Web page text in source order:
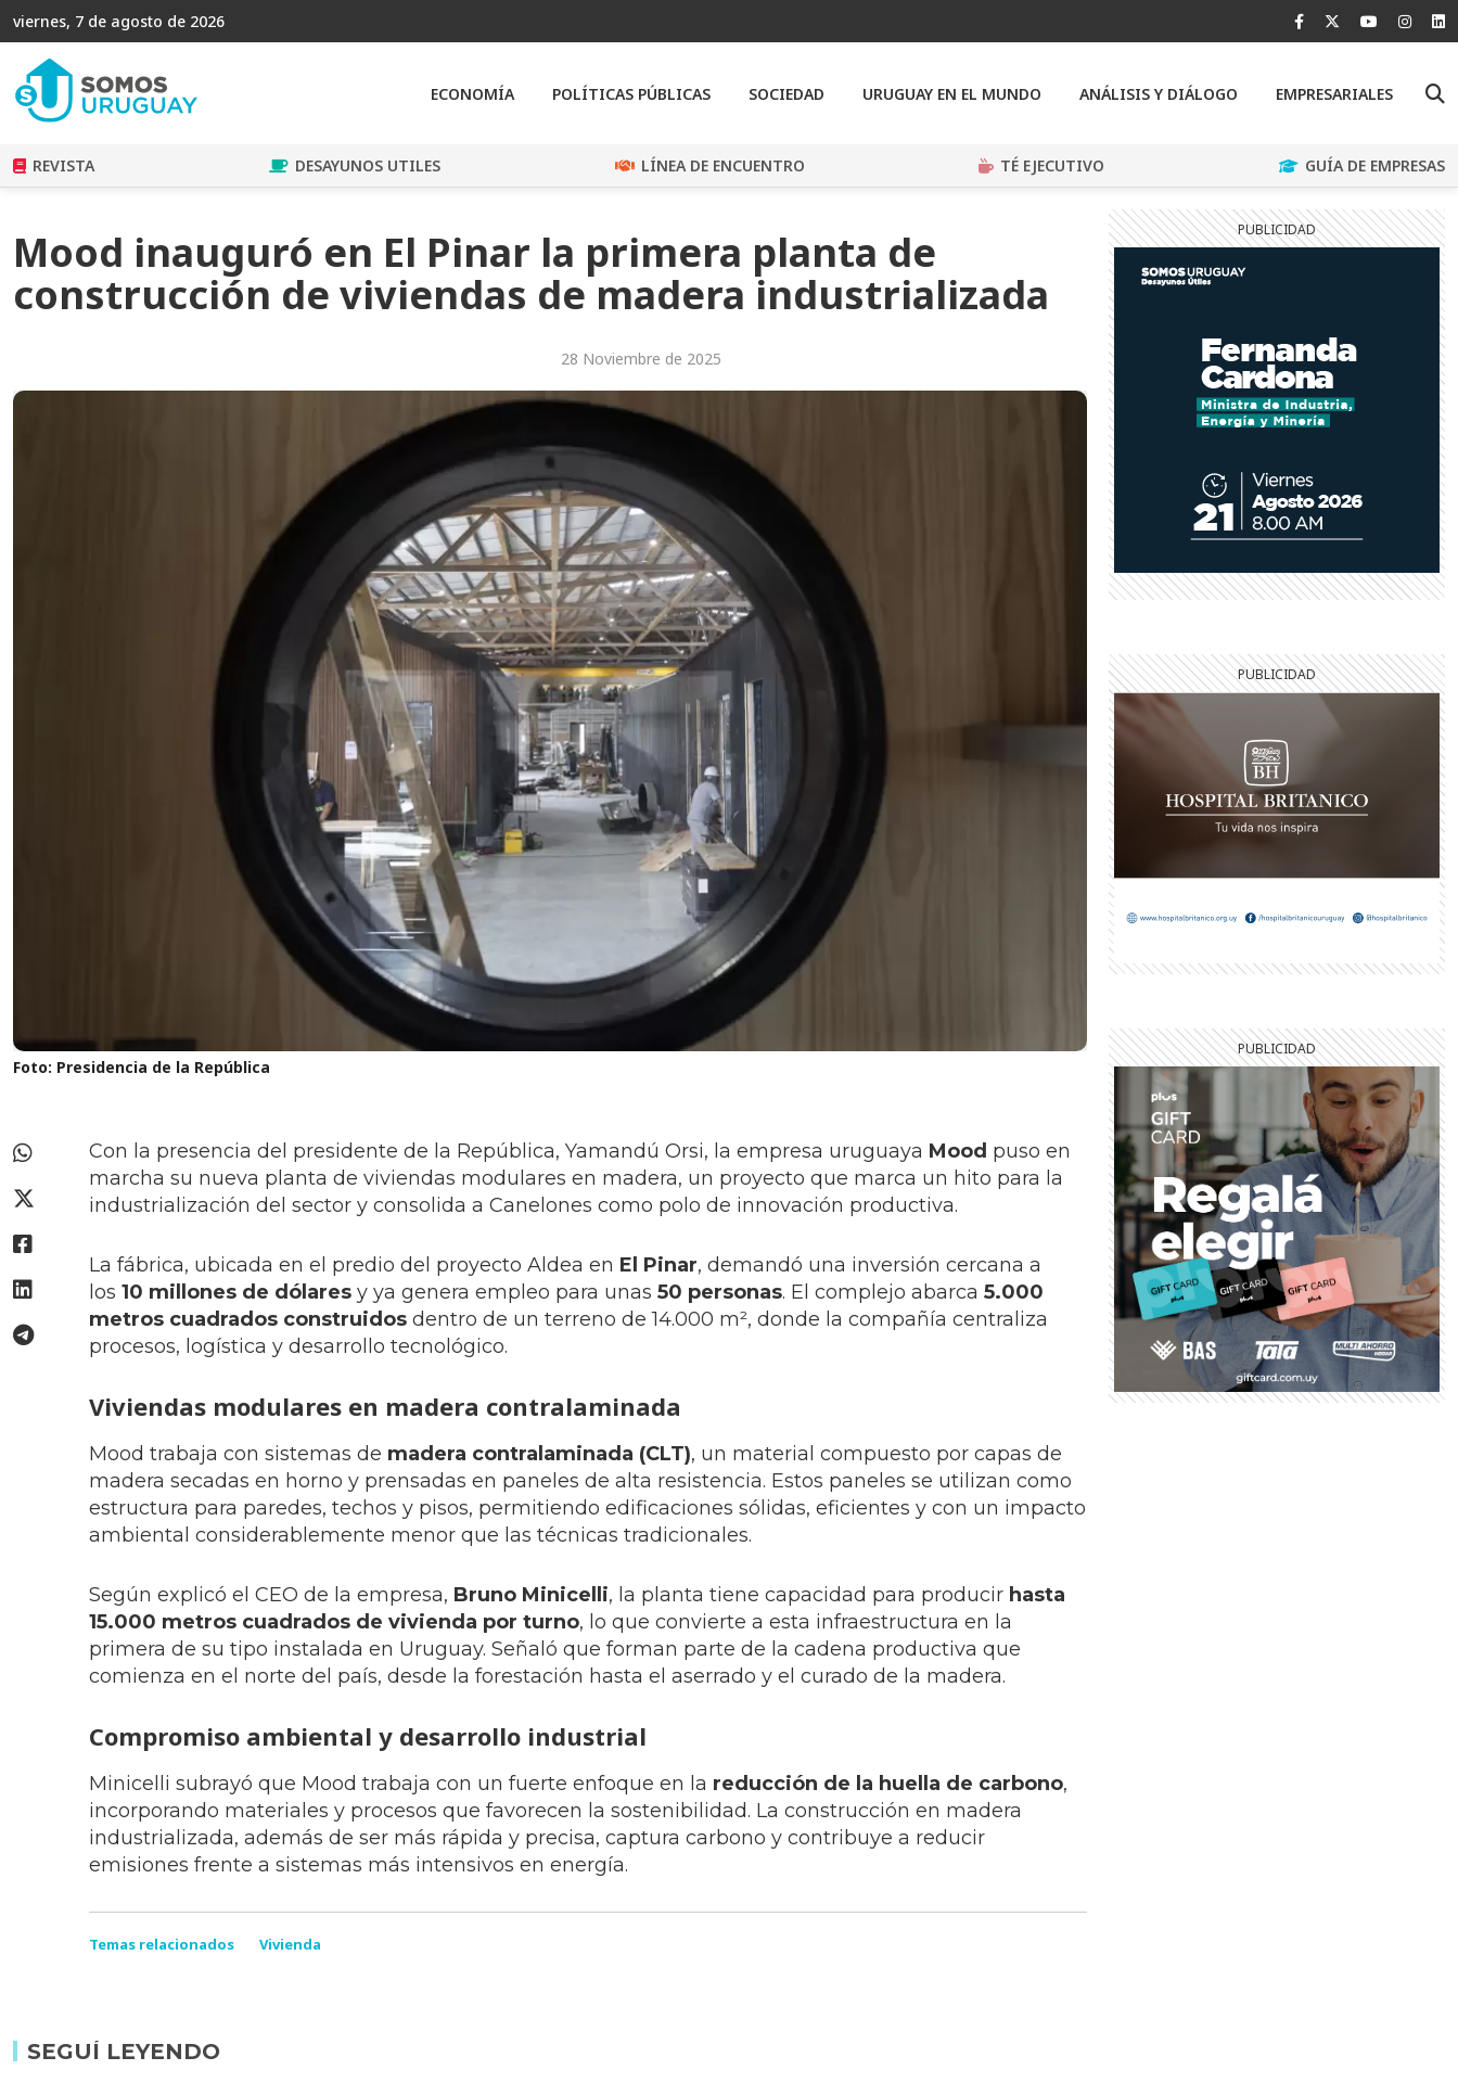
viernes, 7 de agosto de 2026
ECONOMÍA POLÍTICAS PÚBLICAS SOCIEDAD URUGUAY EN EL MUNDO ANÁLISIS Y DIÁLOGO EMPRESARIALES
REVISTA DESAYUNOS UTILES LÍNEA DE ENCUENTRO TÉ EJECUTIVO GUÍA DE EMPRESAS
Mood inauguró en El Pinar la primera planta de
construcción de viviendas de madera industrializada
28 Noviembre de 2025
Foto: Presidencia de la República
Con la presencia del presidente de la República, Yamandú Orsi, la empresa uruguaya Mood puso en
marcha su nueva planta de viviendas modulares en madera, un proyecto que marca un hito para la
industrialización del sector y consolida a Canelones como polo de innovación productiva.
La fábrica, ubicada en el predio del proyecto Aldea en El Pinar, demandó una inversión cercana a
los 10 millones de dólares y ya genera empleo para unas 50 personas. El complejo abarca 5.000
metros cuadrados construidos dentro de un terreno de 14.000 m², donde la compañía centraliza
procesos, logística y desarrollo tecnológico.
Viviendas modulares en madera contralaminada
Mood trabaja con sistemas de madera contralaminada (CLT), un material compuesto por capas de
madera secadas en horno y prensadas en paneles de alta resistencia. Estos paneles se utilizan como
estructura para paredes, techos y pisos, permitiendo edificaciones sólidas, eficientes y con un impacto
ambiental considerablemente menor que las técnicas tradicionales.
Según explicó el CEO de la empresa, Bruno Minicelli, la planta tiene capacidad para producir hasta
15.000 metros cuadrados de vivienda por turno, lo que convierte a esta infraestructura en la
primera de su tipo instalada en Uruguay. Señaló que forman parte de la cadena productiva que
comienza en el norte del país, desde la forestación hasta el aserrado y el curado de la madera.
Compromiso ambiental y desarrollo industrial
Minicelli subrayó que Mood trabaja con un fuerte enfoque en la reducción de la huella de carbono,
incorporando materiales y procesos que favorecen la sostenibilidad. La construcción en madera
industrializada, además de ser más rápida y precisa, captura carbono y contribuye a reducir
emisiones frente a sistemas más intensivos en energía.
Temas relacionados Vivienda
SEGUÍ LEYENDO